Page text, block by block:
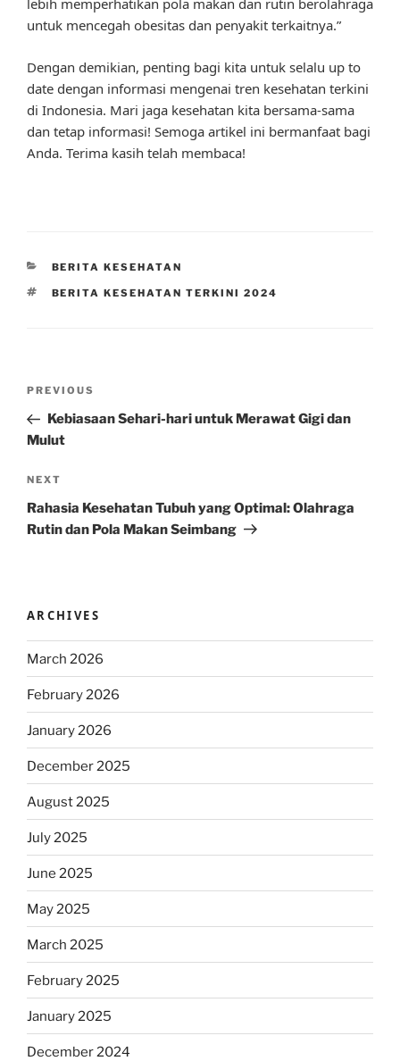
lebih memperhatikan pola makan dan rutin berolahraga
untuk mencegah obesitas dan penyakit terkaitnya.”
Dengan demikian, penting bagi kita untuk selalu up to
date dengan informasi mengenai tren kesehatan terkini
di Indonesia. Mari jaga kesehatan kita bersama-sama
dan tetap informasi! Semoga artikel ini bermanfaat bagi
Anda. Terima kasih telah membaca!
CATEGORIES
BERITA KESEHATAN
TAGS
BERITA KESEHATAN TERKINI 2024
Previous
Post
PREVIOUS
Kebiasaan Sehari-hari untuk Merawat Gigi dan
Mulut
Next
Post
NEXT
Rahasia Kesehatan Tubuh yang Optimal: Olahraga
Rutin dan Pola Makan Seimbang
ARCHIVES
March 2026
February 2026
January 2026
December 2025
August 2025
July 2025
June 2025
May 2025
March 2025
February 2025
January 2025
December 2024